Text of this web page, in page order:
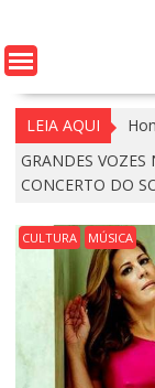
LEIA AQUI
GRANDES VOZES
CONCERTO DO
CULTURA MÚSICA